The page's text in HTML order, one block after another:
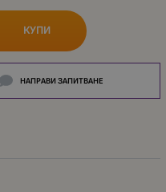
КУПИ
НАПРАВИ ЗАПИТВАНЕ